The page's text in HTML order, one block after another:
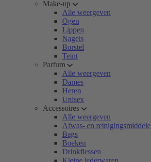
Make-up
Alle weergeven
Ogen
Lippen
Nagels
Borstel
Teint
Parfum
Alle weergeven
Dames
Heren
Unisex
Accessoires
Alle weergeven
Afwas- en
Bags
Boeken
Drinkflessen
Kleine lederwaren